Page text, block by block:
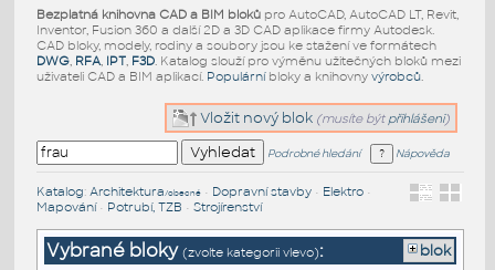
Bezplatná knihovna CAD a BIM blokůpro AutoCAD, AutoCAD LT, Revit,
Inventor, Fusion 360 a další 2D a 3D CAD aplikace firmy Autodesk.
CAD bloky, modely, rodiny a soubory jsou ke stažení ve formátech
DWG, RFA, IPT, F3D. Katalog slouží pro výměnu užitečných bloků mezi
uživateli CAD a BIM aplikací. Populárníbloky a knihovny výrobců.
Vložit nový blok (musíte být přihlášeni)
Podrobné hledání Nápověda
Katalog: Architektura/obecné• Dopravní stavby• Elektro•
Mapování• Potrubí, TZB • Strojírenství
Vybrané bloky (zvolte kategorii vlevo): blok